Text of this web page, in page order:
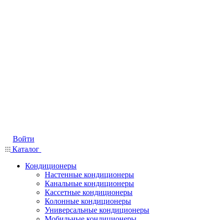
Войти
Каталог
Кондиционеры
Настенные кондиционеры
Канальные кондиционеры
Кассетные кондиционеры
Колонные кондиционеры
Универсальные кондиционеры